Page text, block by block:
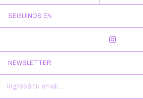
SEGUINOS EN
NEWSLETTER